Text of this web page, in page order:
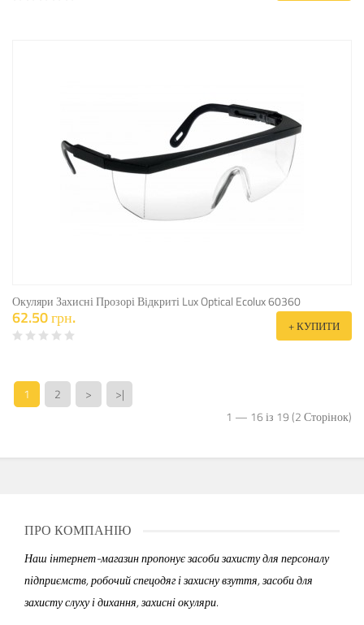
Окуляри Захисні Прозорі Відкриті Lux Optical Ecolux 60360
62.50 грн. + КУПИТИ
1 2 >
>|
1 — 16 із 19 (2 Сторінок)
ПРО КОМПАНІЮ
Наш інтернет-магазин пропонує засоби захисту для персоналу
підприємств, робочий спецодяг і захисну взуття, засоби для
захисту слуху і дихання, захисні окуляри.